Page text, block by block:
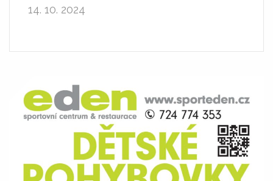
14. 10. 2024